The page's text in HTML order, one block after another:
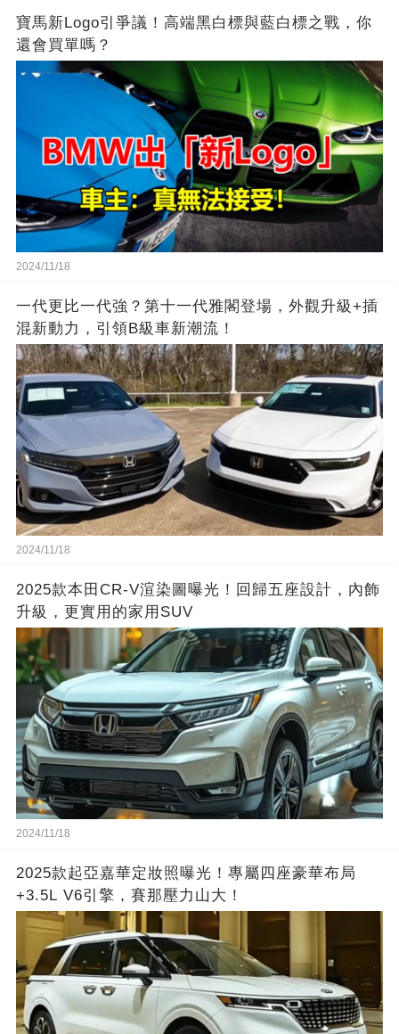
寶馬新Logo引爭議！高端黑白標與藍白標之戰，你
還會買單嗎？
2024/11/18
一代更比一代強？第十一代雅閣登場，外觀升級+插
混新動力，引領B級車新潮流！
2024/11/18
2025款本田CR-V渲染圖曝光！回歸五座設計，內飾
升級，更實用的家用SUV
2024/11/18
2025款起亞嘉華定妝照曝光！專屬四座豪華布局
+3.5L V6引擎，賽那壓力山大！